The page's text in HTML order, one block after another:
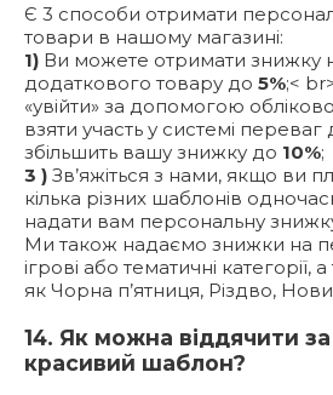
Є 3 способи отримати
товари в нашому магазині:
1) Ви можете отримати знижку
додаткового товару до 5%;<
«увійти» за допомогою
взяти участь у системі переваг
збільшить вашу знижку до 10%;
3 ) Зв’яжіться з нами, якщо ви
кілька різних шаблонів
надати вам персональну
Ми також надаємо знижки на
ігрові або тематичні категорії,
як Чорна п’ятниця, Різдво,
14. Як можна віддячити за
красивий шаблон?